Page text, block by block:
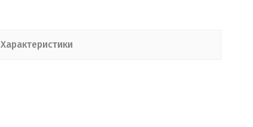
Характеристики